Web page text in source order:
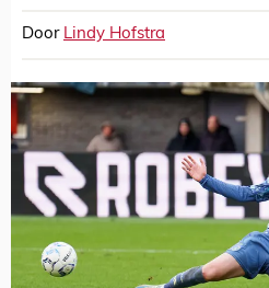
Door Lindy Hofstra